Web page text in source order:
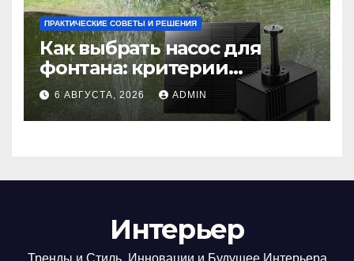
ПРАКТИЧЕСКИЕ СОВЕТЫ И РЕШЕНИЯ
Как выбрать насос для
фонтана: критерии
мощности и правильный
расчет
6 АВГУСТА, 2026 ADMIN
Интерьер